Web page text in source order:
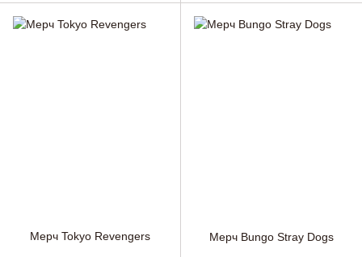
Мерч Tokyo Revengers Мерч Bungo Stray Dogs